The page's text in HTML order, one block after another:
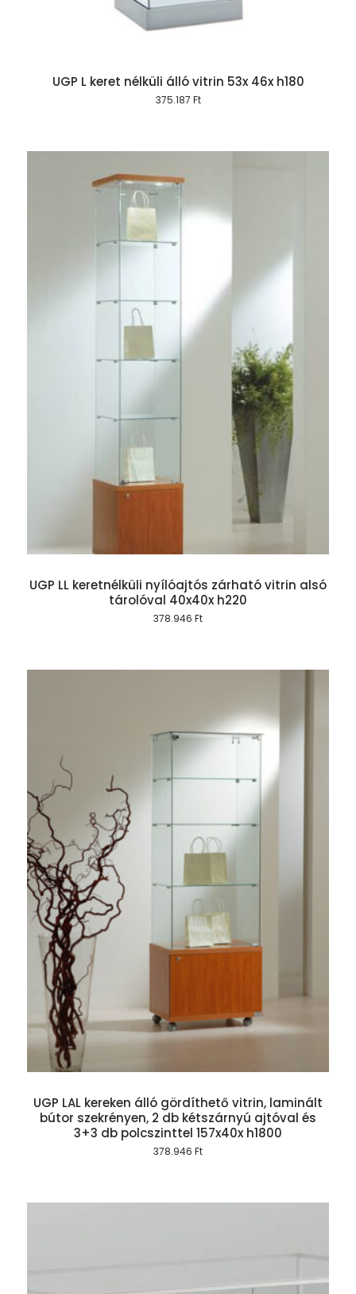
UGP L keret nélküli álló vitrin 53x 46x h180
375.187 Ft
UGP LL keretnélküli nyílóajtós zárható vitrin alsó
tárolóval 40x40x h220
378.946 Ft
UGP LAL kereken álló gördíthető vitrin, laminált
bútor szekrényen, 2 db kétszárnyú ajtóval és
3+3 db polcszinttel 157x40x h1800
378.946 Ft